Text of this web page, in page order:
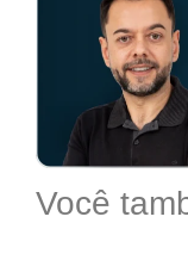
Você